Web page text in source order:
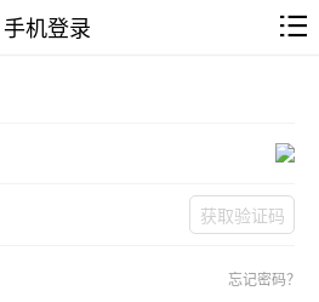
手机登录
获取验证码
忘记密码？